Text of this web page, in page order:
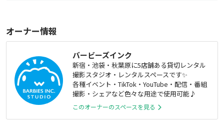
オーナー情報
バービーズインク
新宿・池袋・秋葉原に5店舗ある貸切レンタル
撮影スタジオ・レンタルスペースです✨
各種イベント・TikTok・YouTube・配信・番組
撮影・シェアなど色々な用途で使用可能♪
このオーナーのスペースを見る